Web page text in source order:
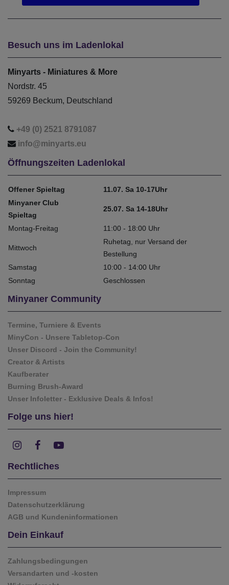
Besuch uns im Ladenlokal
Minyarts - Miniatures & More
Nordstr. 45
59269 Beckum, Deutschland
+49 (0) 2521 8791087
info@minyarts.eu
Öffnungszeiten Ladenlokal
Offener Spieltag
11.07. Sa 10-17Uhr
Minyaner Club
Spieltag
25.07. Sa 14-18Uhr
Montag-Freitag 11:00 - 18:00 Uhr
Mittwoch
Ruhetag, nur Versand der
Bestellung
Samstag
10:00 - 14:00 Uhr
Sonntag
Geschlossen
Minyaner Community
Termine, Turniere & Events
MinyCon - Unsere Tabletop-Con
Unser Discord - Join the Community!
Creator & Artists
Kaufberater
Burning Brush-Award
Unser Infoletter - Exklusive Deals & Infos!
Folge uns hier!
Rechtliches
Impressum
Datenschutzerklärung
AGB und Kundeninformationen
Dein Einkauf
Zahlungsbedingungen
Versandarten und -kosten